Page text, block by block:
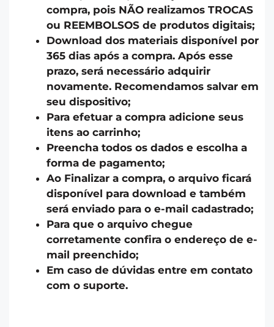
compra, pois NÃO realizamos TROCAS
ou REEMBOLSOS de produtos digitais;
Download dos materiais disponível por
365 dias após a compra. Após esse
prazo, será necessário adquirir
novamente. Recomendamos salvar em
seu dispositivo;
Para efetuar a compra adicione seus
itens ao carrinho;
Preencha todos os dados e escolha a
forma de pagamento;
Ao Finalizar a compra, o arquivo ficará
disponível para download e também
será enviado para o e-mail cadastrado;
Para que o arquivo chegue
corretamente confira o endereço de e-
mail preenchido;
Em caso de dúvidas entre em contato
com o suporte.